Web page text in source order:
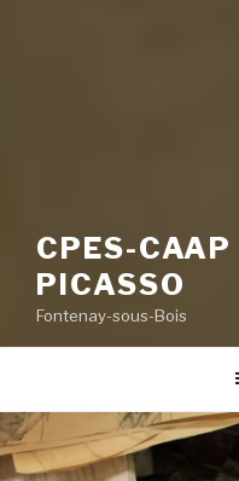
CPES-CAAP
PICASSO
Fontenay-sous-Bois